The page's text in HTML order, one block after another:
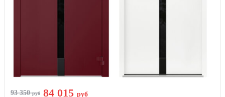
93 350руб 84 015 руб